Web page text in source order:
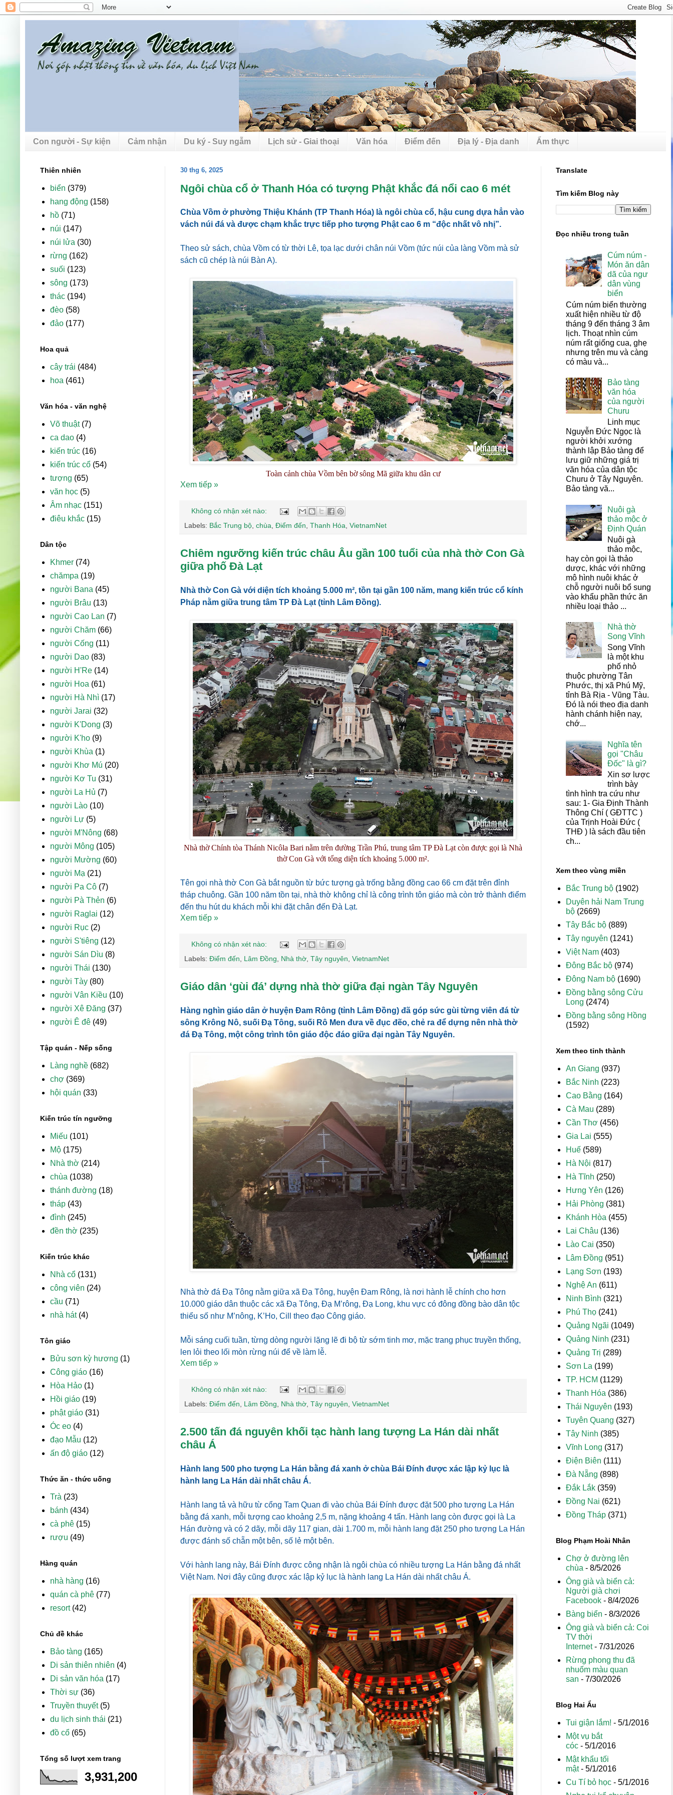
Con người - Sự kiện Cảm nhận Du ký - Suy ngẫm Lịch sử - Giai thoại Văn hóa Điểm đến Địa lý - Địa danh Ẩm thực
30 thg 6, 2025
Ngôi chùa cổ ở Thanh Hóa có tượng Phật khắc đá nổi cao 6 mét
Chùa Vồm ở phường Thiệu Khánh (TP Thanh Hóa) là ngôi chùa cổ, hậu cung dựa hẳn vào
vách núi đá và được chạm khắc trực tiếp pho tượng Phật cao 6 m “độc nhất vô nhị”.
Theo sử sách, chùa Vồm có từ thời Lê, tọa lạc dưới chân núi Vồm (tức núi của làng Vồm mà sử
sách cũ chép là núi Bàn A).
Toàn cảnh chùa Vồm bên bờ sông Mã giữa khu dân cư
Xem tiếp »
Không có nhận xét nào:
Labels: Bắc Trung bộ, chùa, Điểm đến, Thanh Hóa, VietnamNet
Chiêm ngưỡng kiến trúc châu Âu gần 100 tuổi của nhà thờ Con Gà
giữa phố Đà Lạt
Nhà thờ Con Gà với diện tích khoảng 5.000 m², tồn tại gần 100 năm, mang kiến trúc cổ kính
Pháp nằm giữa trung tâm TP Đà Lạt (tỉnh Lâm Đồng).
Nhà thờ Chính tòa Thánh Nicôla Bari nằm trên đường Trần Phú, trung tâm TP Đà Lạt còn được gọi là Nhà
thờ Con Gà với tổng diện tích khoảng 5.000 m².
Tên gọi nhà thờ Con Gà bắt nguồn từ bức tượng gà trống bằng đồng cao 66 cm đặt trên đỉnh
tháp chuông. Gần 100 năm tồn tại, nhà thờ không chỉ là công trình tôn giáo mà còn trở thành điểm
đến thu hút du khách mỗi khi đặt chân đến Đà Lạt.
Xem tiếp »
Không có nhận xét nào:
Labels: Điểm đến, Lâm Đồng, Nhà thờ, Tây nguyên, VietnamNet
Giáo dân ‘gùi đá’ dựng nhà thờ giữa đại ngàn Tây Nguyên
Hàng nghìn giáo dân ở huyện Đam Rông (tỉnh Lâm Đồng) đã góp sức gùi từng viên đá từ
sông Krông Nô, suối Đạ Tông, suối Rô Men đưa về đục đẽo, chẻ ra để dựng nên nhà thờ
đá Đạ Tông, một công trình tôn giáo độc đáo giữa đại ngàn Tây Nguyên.
Nhà thờ đá Đạ Tông nằm giữa xã Đạ Tông, huyện Đam Rông, là nơi hành lễ chính cho hơn
10.000 giáo dân thuộc các xã Đạ Tông, Đạ M’rông, Đạ Long, khu vực có đông đồng bào dân tộc
thiểu số như M’nông, K’Ho, Cill theo đạo Công giáo.
Mỗi sáng cuối tuần, từng dòng người lặng lẽ đi bộ từ sớm tinh mơ, mặc trang phục truyền thống,
len lỏi theo lối mòn rừng núi để về làm lễ.
Xem tiếp »
Không có nhận xét nào:
Labels: Điểm đến Lâm Đồng Nhà thờ Tây nguyên VietnamNet
2.500 tấn đá nguyên khối tạc hành lang tượng La Hán dài nhất
châu Á
Hành lang 500 pho tượng La Hán bằng đá xanh ở chùa Bái Đính được xác lập kỷ lục là
hành lang La Hán dài nhất châu Á.
Hành lang tả và hữu từ cổng Tam Quan đi vào chùa Bái Đính được đặt 500 pho tượng La Hán
bằng đá xanh, mỗi tượng cao khoảng 2,5 m, nặng khoảng 4 tấn. Hành lang còn được gọi là La
Hán đường và có 2 dãy, mỗi dãy 117 gian, dài 1.700 m, mỗi hành lang đặt 250 pho tượng La Hán
được đánh số chẵn một bên, số lẻ một bên.
Với hành lang này, Bái Đính được công nhận là ngôi chùa có nhiều tượng La Hán bằng đá nhất
Việt Nam. Nơi đây cũng được xác lập kỷ lục là hành lang La Hán dài nhất châu Á.
Thiên nhiên
biển (379)
hang động (158)
hồ (71)
núi (147)
núi lửa (30)
rừng (162)
suối (123)
sông (173)
thác (194)
đèo (58)
đảo (177)
Hoa quả
cây trái (484)
hoa (461)
Văn hóa - văn nghệ
Võ thuật (7)
ca dao (4)
kiến trúc (16)
kiến trúc cổ (54)
tượng (65)
văn học (5)
Âm nhạc (151)
điêu khắc (15)
Dân tộc
Khmer (74)
chămpa (19)
người Bana (45)
người Brâu (13)
người Cao Lan (7)
người Chăm (66)
người Cống (11)
người Dao (83)
người H'Re (14)
người Hoa (61)
người Hà Nhì (17)
người Jarai (32)
người K'Dong (3)
người K'ho (9)
người Khùa (1)
người Khơ Mú (20)
người Kơ Tu (31)
người La Hủ (7)
người Lào (10)
người Lự (5)
người M'Nông (68)
người Mông (105)
người Mường (60)
người Mạ (21)
người Pa Cô (7)
người Pà Thẻn (6)
người Raglai (12)
người Rục (2)
người S'tiêng (12)
người Sán Dìu (8)
người Thái (130)
người Tày (80)
người Vân Kiều (10)
người Xê Đăng (37)
người Ê đê (49)
Tập quán - Nếp sống
Làng nghề (682)
chợ (369)
hội quán (33)
Kiến trúc tín ngưỡng
Miếu (101)
Mộ (175)
Nhà thờ (214)
chùa (1038)
thánh đường (18)
tháp (43)
đình (245)
đền thờ (235)
Kiến trúc khác
Nhà cổ (131)
công viên (24)
cầu (71)
nhà hát (4)
Tôn giáo
Bửu sơn kỳ hương (1)
Công giáo (16)
Hòa Hảo (1)
Hồi giáo (19)
phật giáo (31)
Óc eo (4)
đạo Mẫu (12)
ấn độ giáo (12)
Thức ăn - thức uống
Trà (23)
bánh (434)
cà phê (15)
rượu (49)
Hàng quán
nhà hàng (16)
quán cà phê (77)
resort (42)
Chủ đề khác
Bảo tàng (165)
Di sản thiên nhiên (4)
Di sản văn hóa (17)
Thời sự (36)
Truyền thuyết (5)
du lịch sinh thái (21)
đồ cổ (65)
Tổng số lượt xem trang
3,931,200
Translate
Tìm kiếm Blog này
Đọc nhiều trong tuần
Cúm núm -
Món ăn dân
dã của ngư
dân vùng
biển
Cúm núm biển thường
xuất hiện nhiều từ độ
tháng 9 đến tháng 3 âm
lịch. Thoạt nhìn cúm
núm rất giống cua, ghẹ
nhưng trên mu và càng
có màu và...
Bảo tàng
văn hóa
của người
Churu
Linh mục
Nguyễn Đức Ngọc là
người khởi xướng
thành lập Bảo tàng để
lưu giữ những giá trị
văn hóa của dân tộc
Churu ở Tây Nguyên.
Bảo tàng vă...
Nuôi gà
thảo mộc ở
Định Quán
Nuôi gà
thảo mộc,
hay còn gọi là thảo
dược, khác với những
mô hình nuôi khác ở
chỗ người nuôi bổ sung
vào khẩu phần thức ăn
nhiều loại thảo ...
Nhà thờ
Song Vĩnh
Song Vĩnh
là một khu
phố nhỏ
thuộc phường Tân
Phước, thị xã Phú Mỹ,
tỉnh Bà Rịa - Vũng Tàu.
Đó là nói theo địa danh
hành chánh hiện nay,
chớ...
Nghĩa tên
gọi "Châu
Đốc" là gì?
Xin sơ lược
trình bày
tình hình tra cứu như
sau: 1- Gia Định Thành
Thông Chí ( GĐTTC )
của Trịnh Hoài Đức (
THĐ ) là sách đầu tiên
ch...
Xem theo vùng miền
Bắc Trung bộ (1902)
Duyên hải Nam Trung
bộ (2669)
Tây Bắc bộ (889)
Tây nguyên (1241)
Việt Nam (403)
Đông Bắc bộ (974)
Đông Nam bộ (1690)
Đồng bằng sông Cửu
Long (2474)
Đồng bằng sông Hồng
(1592)
Xem theo tỉnh thành
An Giang (937)
Bắc Ninh (223)
Cao Bằng (164)
Cà Mau (289)
Cần Thơ (456)
Gia Lai (555)
Huế (589)
Hà Nội (817)
Hà Tĩnh (250)
Hưng Yên (126)
Hải Phòng (381)
Khánh Hòa (455)
Lai Châu (136)
Lào Cai (350)
Lâm Đồng (951)
Lạng Sơn (193)
Nghệ An (611)
Ninh Bình (321)
Phú Thọ (241)
Quảng Ngãi (1049)
Quảng Ninh (231)
Quảng Trị (289)
Sơn La (199)
TP. HCM (1129)
Thanh Hóa (386)
Thái Nguyên (193)
Tuyên Quang (327)
Tây Ninh (385)
Vĩnh Long (317)
Điện Biên (111)
Đà Nẵng (898)
Đắk Lắk (359)
Đồng Nai (621)
Đồng Tháp (371)
Blog Phạm Hoài Nhân
Chợ ở đường lên
chùa - 8/5/2026
Ông già và biển cả:
Người già chơi
Facebook - 8/4/2026
Bàng biển - 8/3/2026
Ông già và biển cả: Coi
TV thời
Internet- 7/31/2026
Rừng phong thu đã
nhuốm màu quan
san - 7/30/2026
Blog Hai Ẩu
Tui giận lắm! - 5/1/2016
Một vụ bắt
cóc - 5/1/2016
Mật khẩu tối
mật- 5/1/2016
Cu Tí bỏ học - 5/1/2016